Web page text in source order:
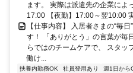
ます。 実際は派遣先の企業によ
17:00 【夜勤】17:00～翌10:00
【仕事内容】 入居者さまの“毎
す！ 「ありがとう」の言葉が毎
らではのチームケアで、 スタ
働け...
扶養内勤務OK 社員登用あり 週1日から